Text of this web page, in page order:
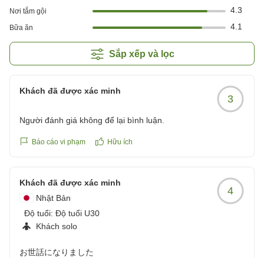
Nơi tắm gội 4.3
Bữa ăn 4.1
Sắp xếp và lọc
Khách đã được xác minh
3
Người đánh giá không để lại bình luận.
Báo cáo vi phạm Hữu ích
Khách đã được xác minh
Nhật Bản
Độ tuổi: Độ tuổi U30
Khách solo
4
お世話になりました